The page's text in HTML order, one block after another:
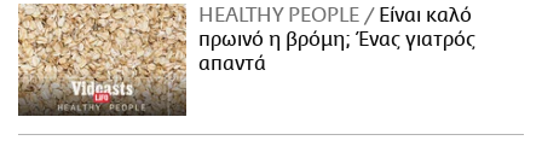
HEALTHY PEOPLE
Είναι καλό
πρωινό η βρόμη; Ένας γιατρός
απαντά